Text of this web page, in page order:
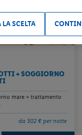
+ SOGGIORNO
mare + trattamento
da 302 € per notte
SCELTA